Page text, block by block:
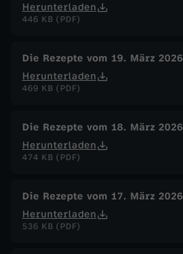
Herunterladen
446 KB (PDF)
Die Rezepte vom 19. März 2026
Herunterladen
469 KB (PDF)
Die Rezepte vom 18. März 2026
Herunterladen
474 KB (PDF)
Die Rezepte vom 17. März 2026
Herunterladen
536 KB (PDF)